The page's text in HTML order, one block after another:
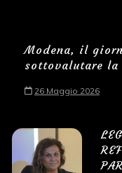
Modena, il
sottovalutare
26 Maggio 2026